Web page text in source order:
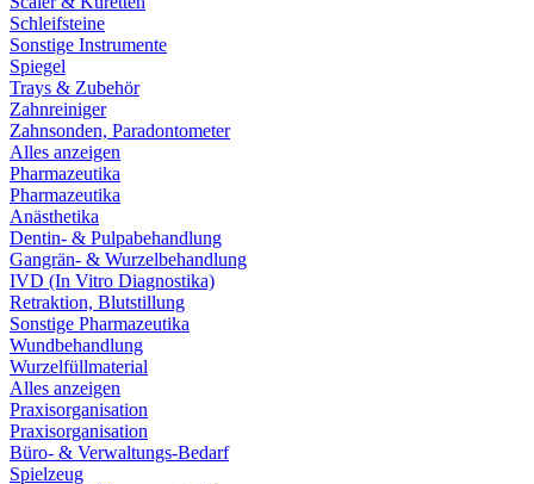
Schleifsteine
Sonstige Instrumente
Spiegel
Trays & Zubehör
Zahnreiniger
Zahnsonden, Paradontometer
Alles anzeigen
Pharmazeutika
Pharmazeutika
Anästhetika
Dentin- & Pulpabehandlung
Gangrän- & Wurzelbehandlung
IVD (In Vitro Diagnostika)
Retraktion, Blutstillung
Sonstige Pharmazeutika
Wundbehandlung
Wurzelfüllmaterial
Alles anzeigen
Praxisorganisation
Praxisorganisation
Büro- & Verwaltungs-Bedarf
Spielzeug